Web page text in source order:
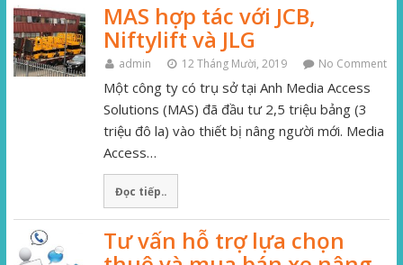
MAS hợp tác với JCB,
Niftylift và JLG
admin 12 Tháng Mười, 2019 No Comment
Một công ty có trụ sở tại Anh Media Access
Solutions (MAS) đã đầu tư 2,5 triệu bảng (3
triệu đô la) vào thiết bị nâng người mới. Media
Access…
Đọc tiếp..
Tư vấn hỗ trợ lựa chọn